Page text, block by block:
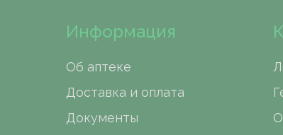
Информация
Об аптеке
Доставка и оплата
Документы